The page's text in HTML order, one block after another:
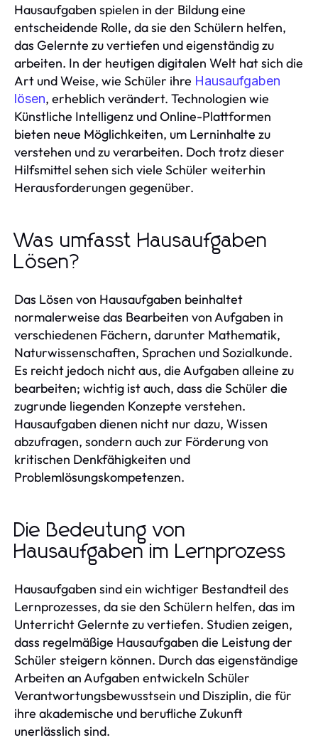
Hausaufgaben spielen in der Bildung eine
entscheidende Rolle, da sie den Schülern helfen,
das Gelernte zu vertiefen und eigenständig zu
arbeiten. In der heutigen digitalen Welt hat sich die
Art und Weise, wie Schüler ihre Hausaufgaben
lösen, erheblich verändert. Technologien wie
Künstliche Intelligenz und Online-Plattformen
bieten neue Möglichkeiten, um Lerninhalte zu
verstehen und zu verarbeiten. Doch trotz dieser
Hilfsmittel sehen sich viele Schüler weiterhin
Herausforderungen gegenüber.
Was umfasst Hausaufgaben
Lösen?
Das Lösen von Hausaufgaben beinhaltet
normalerweise das Bearbeiten von Aufgaben in
verschiedenen Fächern, darunter Mathematik,
Naturwissenschaften, Sprachen und Sozialkunde.
Es reicht jedoch nicht aus, die Aufgaben alleine zu
bearbeiten; wichtig ist auch, dass die Schüler die
zugrunde liegenden Konzepte verstehen.
Hausaufgaben dienen nicht nur dazu, Wissen
abzufragen, sondern auch zur Förderung von
kritischen Denkfähigkeiten und
Problemlösungskompetenzen.
Die Bedeutung von
Hausaufgaben im Lernprozess
Hausaufgaben sind ein wichtiger Bestandteil des
Lernprozesses, da sie den Schülern helfen, das im
Unterricht Gelernte zu vertiefen. Studien zeigen,
dass regelmäßige Hausaufgaben die Leistung der
Schüler steigern können. Durch das eigenständige
Arbeiten an Aufgaben entwickeln Schüler
Verantwortungsbewusstsein und Disziplin, die für
ihre akademische und berufliche Zukunft
unerlässlich sind.